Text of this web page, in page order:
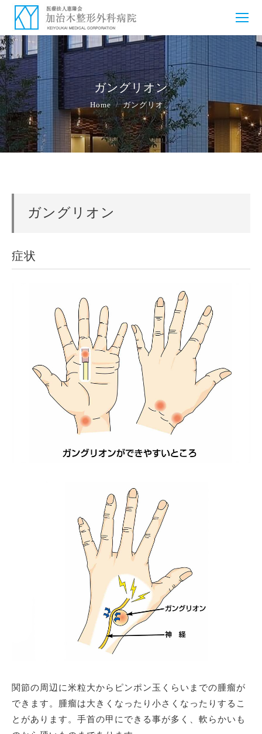
ガングリオン
You are here:
Home ガングリオ…
ガングリオン
症状
関節の周辺に米粒大からピンポン玉くらいまでの腫瘤が
できます。腫瘤は大きくなったり小さくなったりするこ
とがあります。手首の甲にできる事が多く、軟らかいも